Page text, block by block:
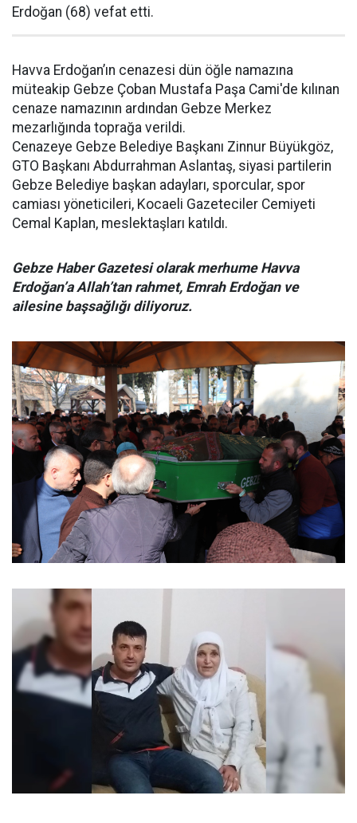
Erdoğan (68) vefat etti.
Havva Erdoğan’ın cenazesi dün öğle namazına
müteakip Gebze Çoban Mustafa Paşa Cami'de kılınan
cenaze namazının ardından Gebze Merkez
mezarlığında toprağa verildi.
Cenazeye Gebze Belediye Başkanı Zinnur Büyükgöz,
GTO Başkanı Abdurrahman Aslantaş, siyasi partilerin
Gebze Belediye başkan adayları, sporcular, spor
camiası yöneticileri, Kocaeli Gazeteciler Cemiyeti
Cemal Kaplan, meslektaşları katıldı.
Gebze Haber Gazetesi olarak merhume Havva
Erdoğan’a Allah’tan rahmet, Emrah Erdoğan ve
ailesine başsağlığı diliyoruz.